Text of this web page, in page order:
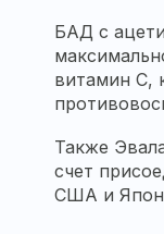
БАД с
витамин С,
Также
счет
США и